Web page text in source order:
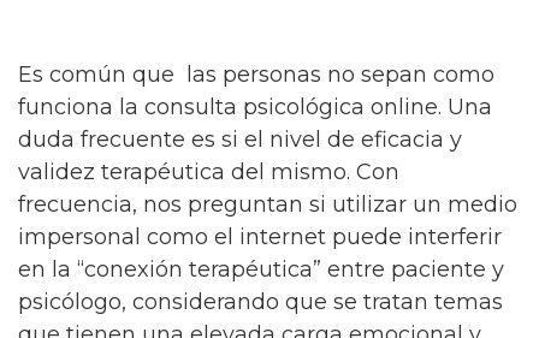
Es común que las personas no sepan como
funciona la consulta psicológica online. Una
duda frecuente es si el nivel de eficacia y
validez terapéutica del mismo. Con
frecuencia, nos preguntan si utilizar un medio
impersonal como el internet puede interferir
en la “conexión terapéutica” entre paciente y
psicólogo, considerando que se tratan temas